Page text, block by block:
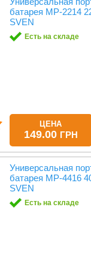
батарея MP-2214
SVEN
Есть на складе
ЦЕНА
149.00 ГРН
Универсальная
батарея MP-4416
SVEN
Есть на складе